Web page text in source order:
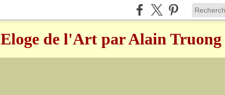
Eloge de l'Art par Alain Truong